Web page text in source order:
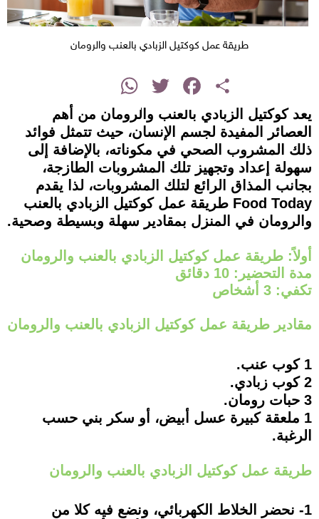
طريقة عمل كوكتيل الزبادي بالعنب والرومان
Share
Facebook
Twitter
WhatsApp
يعد كوكتيل الزبادي بالعنب والرومان من أهم
العصائر المفيدة لجسم الإنسان، حيث تتمثل فوائد
ذلك المشروب الصحي في مكوناته، بالإضافة إلى
سهولة إعداد وتجهيز تلك المشروبات الطازجة،
بجانب المذاق الرائع لتلك المشروبات، لذا يقدم
Food Today طريقة عمل كوكتيل الزبادي بالعنب
والرومان في المنزل بمقادير سهلة وبسيطة وصحية.
أولاً: طريقة عمل كوكتيل الزبادي بالعنب والرومان
مدة التحضير: 10 دقائق
تكفي: 3 أشخاص
مقادير طريقة عمل كوكتيل الزبادي بالعنب والرومان
1 كوب عنب.
2 كوب زبادي.
3 حبات رومان.
1 ملعقة كبيرة عسل أبيض، أو سكر بني حسب
الرغبة.
طريقة عمل كوكتيل الزبادي بالعنب والرومان
1- نحضر الخلاط الكهربائي، ونضع فيه كلا من